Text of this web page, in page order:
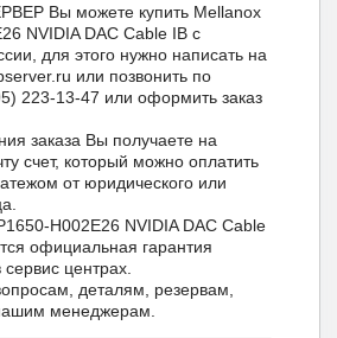
Вы можете купить Mellanox
NVIDIA DAC Cable IB с
для этого нужно написать на
или позвонить по
223-13-47 или оформить заказ
заказа Вы получаете на
счет, который можно оплатить
от юридического или
H002E26 NVIDIA DAC Cable
официальная гарантия
центрах.
деталям, резервам,
менеджерам.